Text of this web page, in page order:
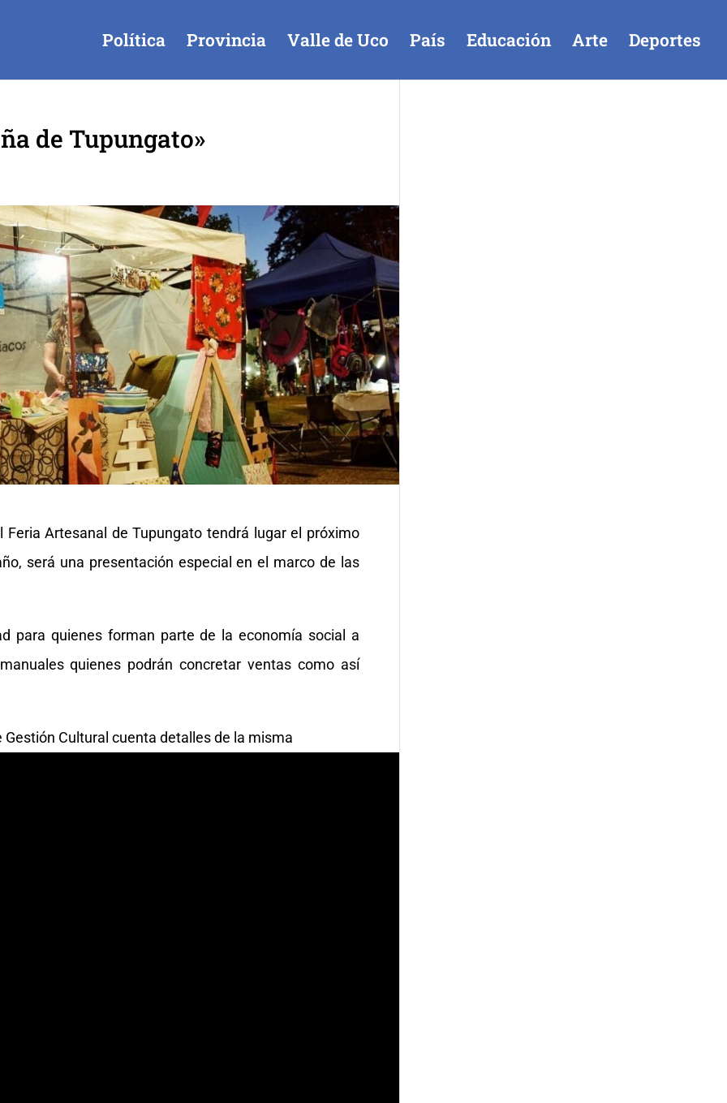
Política Provincia Valle de Uco País Educación Arte Deportes
de Tupungato»
Artesanal de Tupungato tendrá lugar el próximo
será una presentación especial en el marco de las
para quienes forman parte de la economía social a
quienes podrán concretar ventas como así
Cultural cuenta detalles de la misma